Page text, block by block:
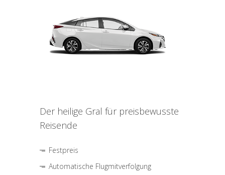
Der heilige Gral für preisbewusste
Reisende
Festpreis
Automatische Flugmitverfolgung